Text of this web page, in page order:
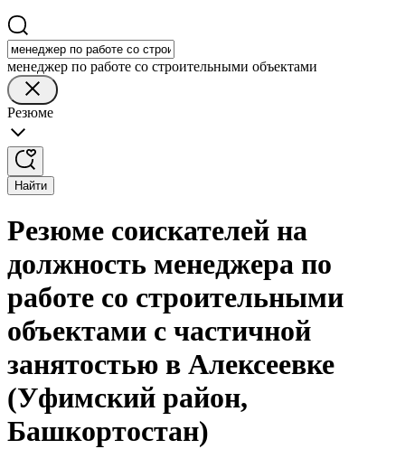
менеджер по работе со строительными объектами
Резюме
Найти
Резюме соискателей на
должность менеджера по
работе со строительными
объектами с частичной
занятостью в Алексеевке
(Уфимский район,
Башкортостан)